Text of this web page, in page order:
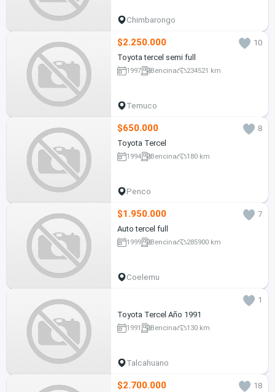
Chimbarongo
$2.250.000
10
Toyota tercel semi full
1997 Bencina 234521 km
Temuco
$650.000
8
Toyota Tercel
1994 Bencina 180 km
Penco
$1.950.000
7
Auto tercel full
1999 Bencina 285900 km
Coelemu
1
Toyota Tercel Año 1991
1991 Bencina 130 km
Talcahuano
$2.700.000
18